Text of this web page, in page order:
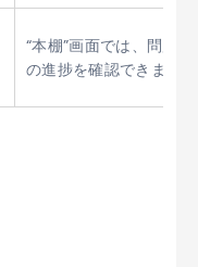
“本棚”画面では、問題
の進捗を確認できます。